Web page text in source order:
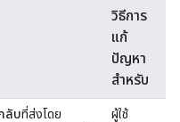
วิธีการ
แก้
ปัญหา
สำหรับ
ลับที่ส่งโดย
ผู้ใช้